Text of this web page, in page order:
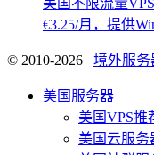
€3.25/月，提供
© 2010-2026 境外服务
美国服务器
美国VPS推
美国云服务